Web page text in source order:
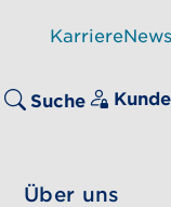
Karriere
Suche
Über uns